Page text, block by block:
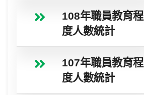
108年職員教育程
度人數統計
107年職員教育程
度人數統計